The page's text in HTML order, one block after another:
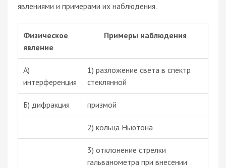
явлениями и примерами их наблюдения.
Физическое
явление
Примеры наблюдения
А)
интерференция
1) разложение света в спектр
стеклянной
Б) дифракция призмой
2) кольца Ньютона
3) отклонение стрелки
гальванометра при внесении